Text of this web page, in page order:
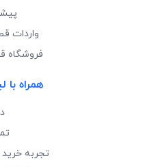
واردات
فروشگاه
همراه با
تجربه خرید